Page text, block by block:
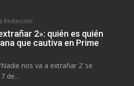
Redacción
2»: quién es quién
que cautiva en Prime
nos va a extrañar 2’ se
de...